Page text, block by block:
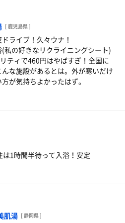
[ 鹿児島県 ]
ライブ！久々ウナ！
私の好きなリクライニングシート)
ティで460円はやばすぎ！全国に
な施設があるとは。外が寒いだけ
が気持ちよかったはず。
1時間半待って入浴！安定
肌湯 [ 静岡県 ]